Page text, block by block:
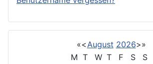
«< August 2026>»
M T W T F S
S